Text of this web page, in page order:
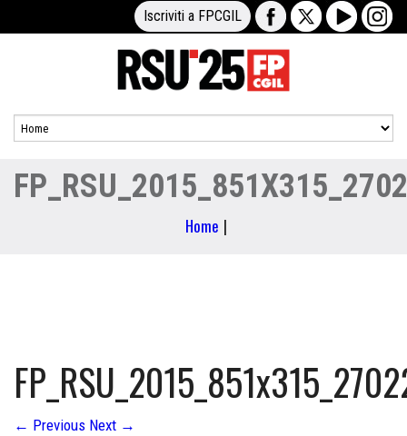
Iscriviti a FPCGIL
Home |
← Previous Next →